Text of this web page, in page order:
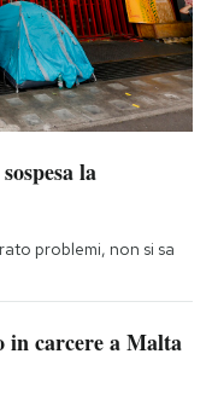
la
problemi, non si sa
in carcere a Malta